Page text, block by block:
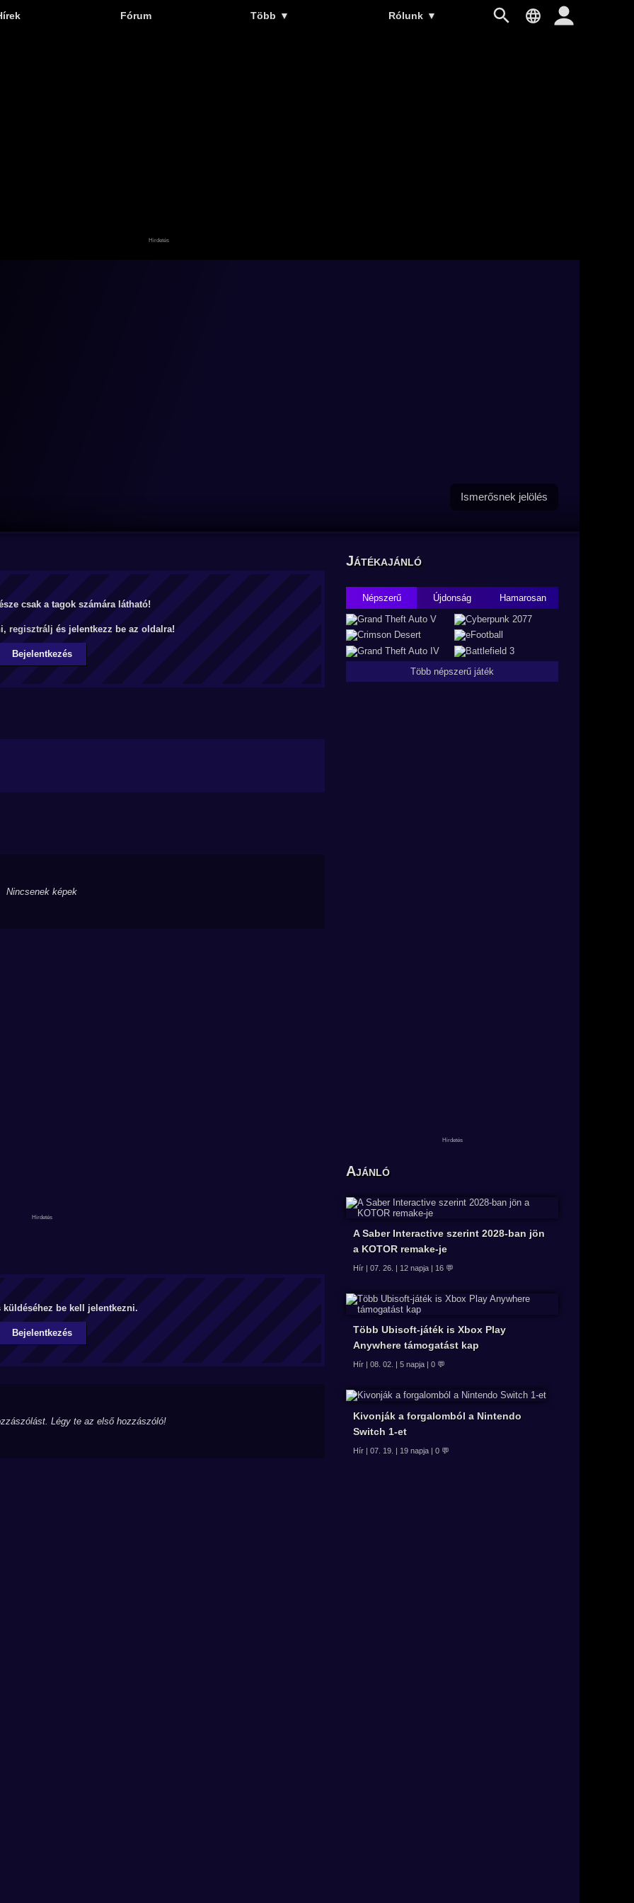
Fórum Több ▼ Rólunk ▼
Ismerősnek jelölés
csak a tagok számára látható!
regisztrálj és jelentkezz be az oldalra!
Bejelentkezés
Nincsenek képek
küldéséhez be kell jelentkezni.
Bejelentkezés
Légy te az első hozzászóló!
Játékajánló
Népszerű Újdonság Hamarosan
Több népszerű játék
Ajánló
A Saber Interactive szerint 2028-ban jön
a KOTOR remake-je
Hír | 07. 26. | 12 napja | 16 💬
Több Ubisoft-játék is Xbox Play
Anywhere támogatást kap
Hír | 08. 02. | 5 napja | 0 💬
Kivonják a forgalomból a Nintendo
Switch 1-et
Hír | 07. 19. | 19 napja | 0 💬